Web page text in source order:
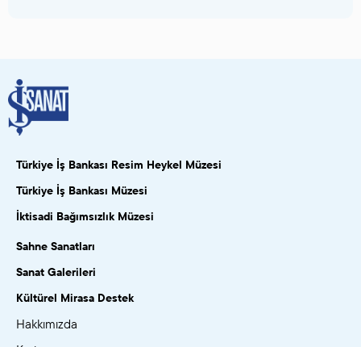
Türkiye İş Bankası Resim Heykel Müzesi
Türkiye İş Bankası Müzesi
İktisadi Bağımsızlık Müzesi
Sahne Sanatları
Sanat Galerileri
Kültürel Mirasa Destek
Hakkımızda